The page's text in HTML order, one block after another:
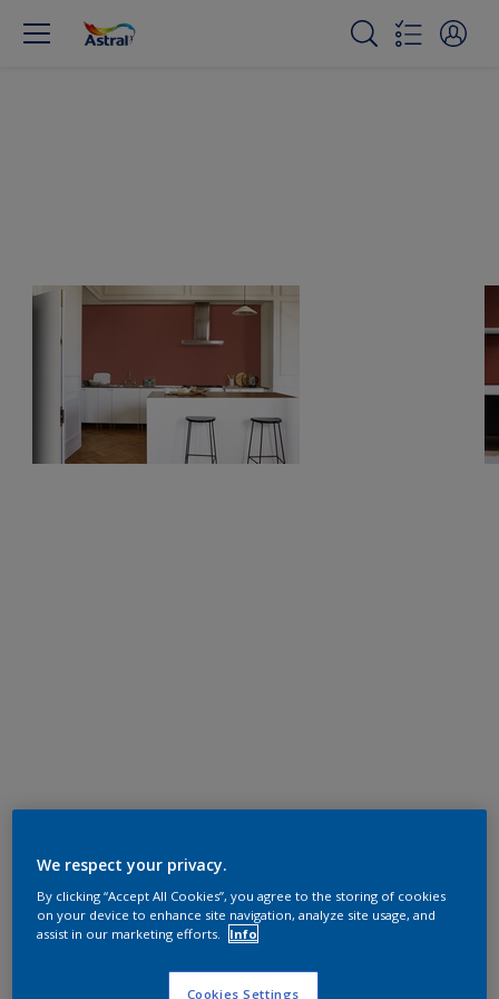
We respect your privacy.
By clicking “Accept All Cookies”, you agree to the storing of cookies
on your device to enhance site navigation, analyze site usage, and
assist in our marketing efforts.
Info
Cookies Settings